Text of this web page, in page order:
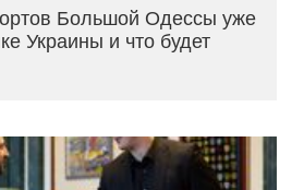
Большой Одессы уже
Украины и что будет